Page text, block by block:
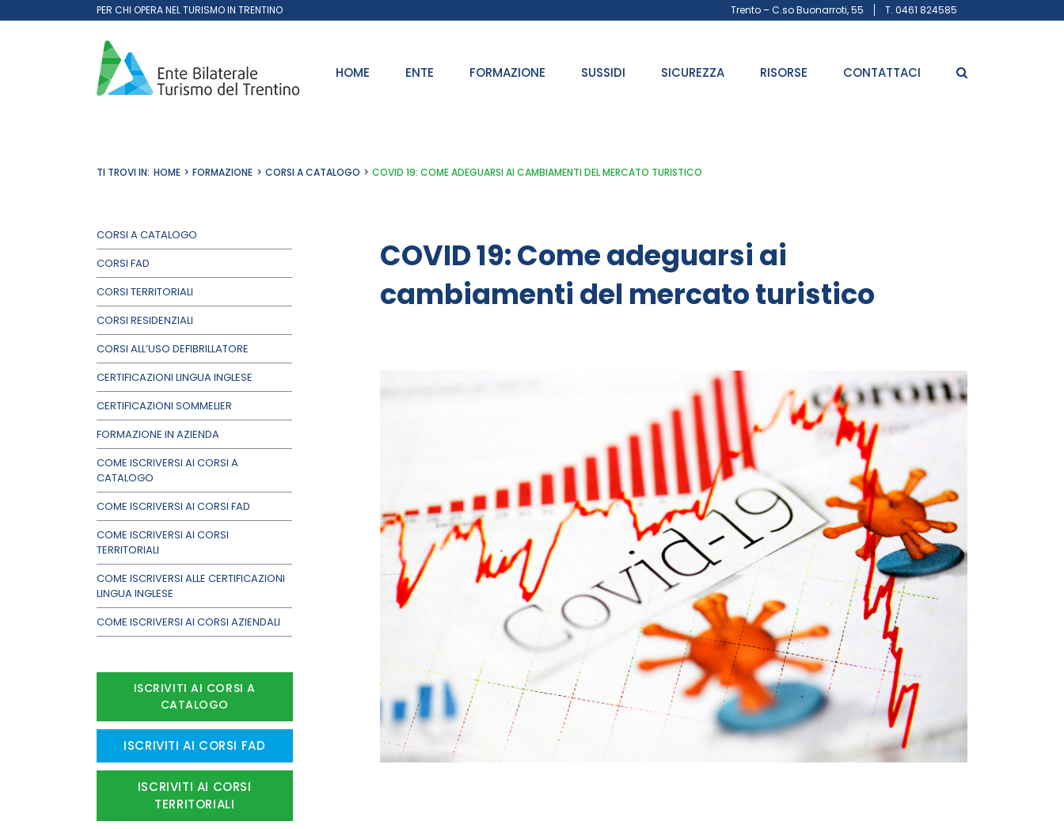
al
PER CHI OPERA NEL TURISMO IN TRENTINO Trento – C.so Buonarroti, 55 T. 0461 824585
HOME ENTE FORMAZIONE SUSSIDI SICUREZZA RISORSE CONTATTACI
TI TROVI IN: HOME FORMAZIONE CORSI A CATALOGO COVID 19: COME ADEGUARSI AI CAMBIAMENTI DEL MERCATO TURISTICO
CORSI A CATALOGO
CORSI FAD
CORSI TERRITORIALI
CORSI RESIDENZIALI
CORSI ALL’USO DEFIBRILLATORE
CERTIFICAZIONI LINGUA INGLESE
CERTIFICAZIONI SOMMELIER
FORMAZIONE IN AZIENDA
COME ISCRIVERSI AI CORSI A
CATALOGO
COME ISCRIVERSI AI CORSI FAD
COME ISCRIVERSI AI CORSI
TERRITORIALI
COME ISCRIVERSI ALLE CERTIFICAZIONI
LINGUA INGLESE
COME ISCRIVERSI AI CORSI AZIENDALI
ISCRIVITI AI CORSI A
CATALOGO
ISCRIVITI AI CORSI FAD
ISCRIVITI AI CORSI
TERRITORIALI
COVID 19: Come adeguarsi ai
cambiamenti del mercato turistico